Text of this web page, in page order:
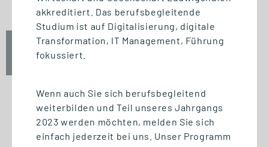
Fr., 25. September 2026
12:30 Uhr
START STUDIENGANG
Unternehmensführung (MBA)
akkreditiert. Das berufsbegleitende
Studium ist auf Digitalisierung, digitale
Transformation, IT Management, Führung
fokussiert.
Wenn auch Sie sich berufsbegleitend
weiterbilden und Teil unseres Jahrgangs
2023 werden möchten, melden Sie sich
einfach jederzeit bei uns. Unser Programm